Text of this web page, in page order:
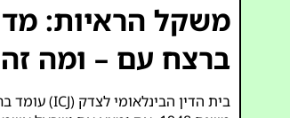
משקל הראיות:
ברצח עם – ומה
בית הדין הבינלאומי לצדק (ICJ) עומד ברגע מכריע בתולדותיו. בתיק